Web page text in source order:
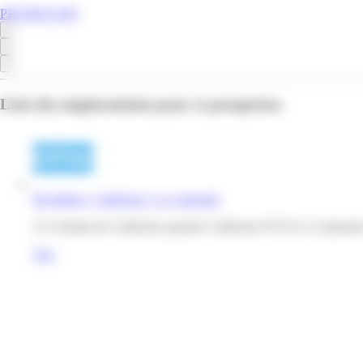
PROMOS.MQ
Liste des emplacements pour ce prospectus